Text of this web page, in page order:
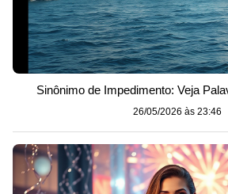
Sinônimo de Impedimento: Veja
26/05/2026 às 23:46